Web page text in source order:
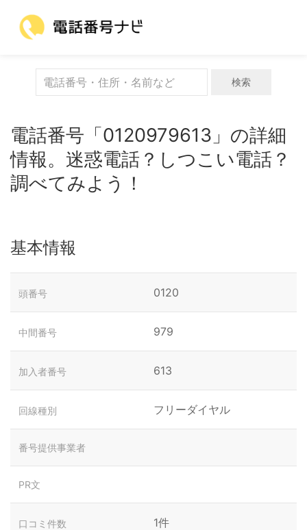
検索
電話番号「0120979613」の詳細
情報。迷惑電話？しつこい電話？
調べてみよう！
基本情報
頭番号 0120
中間番号 979
加入者番号 613
回線種別 フリーダイヤル
番号提供事業者
PR文
口コミ件数 1件